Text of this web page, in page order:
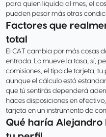
para quien liquida al mes, el
pueden pesar más otras
Factores que
total
El CAT cambia por más cosas
entrada. Lo mueve la tasa, sí,
comisiones, el tipo de tarjeta, tu
aunque el cálculo está
que tú sentirás dependerá
haces disposiciones en
tarjeta en un instrumento de
Qué haría Alejandro